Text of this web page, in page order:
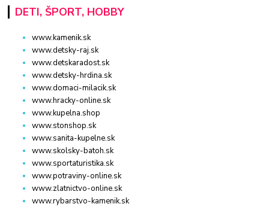
DETI, ŠPORT, HOBBY
www.kamenik.sk
www.detsky-raj.sk
www.detskaradost.sk
www.detsky-hrdina.sk
www.domaci-milacik.sk
www.hracky-online.sk
www.kupelna.shop
www.stonshop.sk
www.sanita-kupelne.sk
www.skolsky-batoh.sk
www.sportaturistika.sk
www.potraviny-online.sk
www.zlatnictvo-online.sk
www.rybarstvo-kamenik.sk